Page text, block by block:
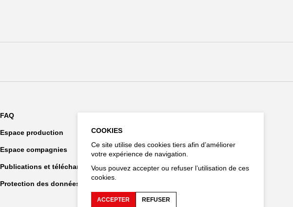
FAQ
Espace production
Espace compagnies
Publications et téléchargements
Protection des données personnelles
COOKIES
Ce site utilise des cookies tiers afin d’améliorer
votre expérience de navigation.
Vous pouvez accepter ou refuser l’utilisation de ces
cookies.
ACCEPTER REFUSER